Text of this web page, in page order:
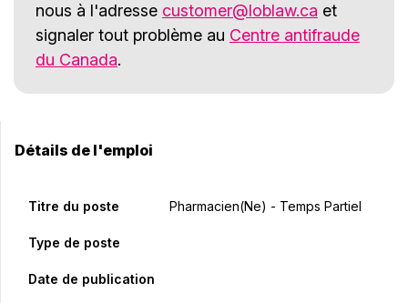
nous à l'adresse customer@loblaw.ca et
signaler tout problème au Centre antifraude
du Canada.
Détails de l'emploi
Titre du poste Pharmacien(ne) - Temps Partiel
Type de poste
Date de publication